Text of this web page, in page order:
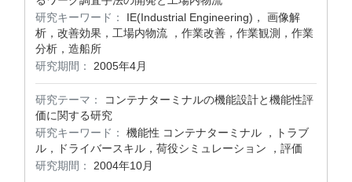
研究キーワード：
IE(Industrial Engineering)， 画像解
析，改善効果，工場内物流 ，作業改善，作業観測，作業
分析，造船所
研究期間：
2005年4月
研究テーマ：
コンテナターミナルの機能設計と機能性評
価に関する研究
研究キーワード：
機能性 コンテナターミナル ，トラブ
ル，ドライバースキル，荷役シミュレーション ，評価
研究期間：
2004年10月